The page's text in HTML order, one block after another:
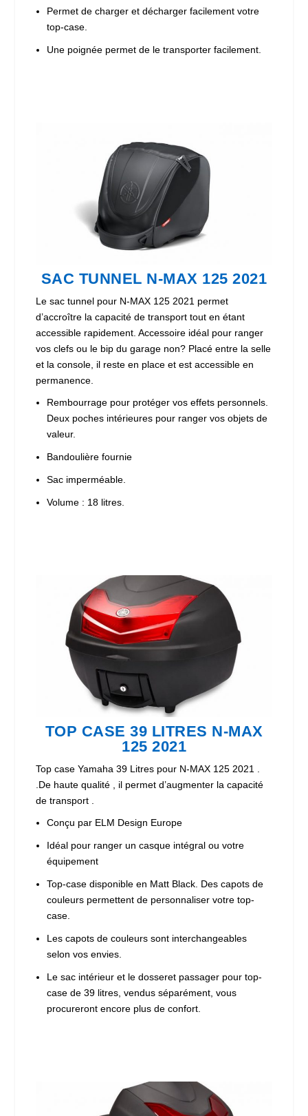
Permet de charger et décharger facilement votre
top-case.
Une poignée permet de le transporter facilement.
SAC TUNNEL N-MAX 125 2021
Le sac tunnel pour N-MAX 125 2021 permet
d’accroître la capacité de transport tout en étant
accessible rapidement. Accessoire idéal pour ranger
vos clefs ou le bip du garage non? Placé entre la selle
et la console, il reste en place et est accessible en
permanence.
Rembourrage pour protéger vos effets personnels.
Deux poches intérieures pour ranger vos objets de
valeur.
Bandoulière fournie
Sac imperméable.
Volume : 18 litres.
TOP CASE 39 LITRES N-MAX
125 2021
Top case Yamaha 39 Litres pour N-MAX 125 2021 .
.De haute qualité , il permet d’augmenter la capacité
de transport .
Conçu par ELM Design Europe
Idéal pour ranger un casque intégral ou votre
équipement
Top-case disponible en Matt Black. Des capots de
couleurs permettent de personnaliser votre top-
case.
Les capots de couleurs sont interchangeables
selon vos envies.
Le sac intérieur et le dosseret passager pour top-
case de 39 litres, vendus séparément, vous
procureront encore plus de confort.